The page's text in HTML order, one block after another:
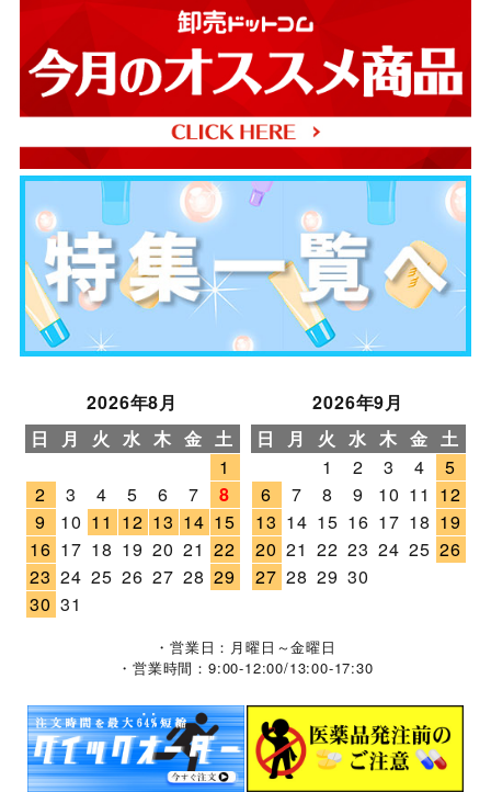
2026年8月
日
月 火 水 木 金 土
1
2
3 4 5 6 7
8
9
10 11 12 13 14 15
16 17 18 19 20 21 22
23 24 25 26 27 28 29
30 31
2026年9月
日
月 火 水 木 金 土
1
2 3 4
5
6
7 8 9 10 11 12
13 14 15 16 17 18 19
20 21 22 23 24 25 26
27 28 29 30
・営業日：月曜日～金曜日
・営業時間：9:00-12:00/13:00-17:30